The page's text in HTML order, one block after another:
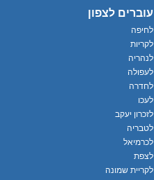
עוברים לצפון
לחיפה
לקריות
לנהריה
לעפולה
לחדרה
לעכו
לזכרון יעקב
לטבריה
לכרמיאל
לצפת
לקריית שמונה